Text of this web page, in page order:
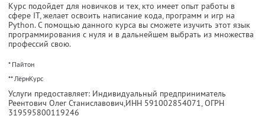
Курс подойдет для новичков и тех, кто имеет опыт работы в
сфере IT, желает освоить написание кода, программ и игр на
Python. С помощью данного курса вы сможете изучить этот язык
программирования с нуля и в дальнейшем выбрать из множества
профессий свою.
* Пайтон
** ЛёрнКурс
Услуги предоставляет: Индивидуальный предприниматель
Реентович Олег Станиславович,ИНН 591002854071, ОГРН
319595800119246